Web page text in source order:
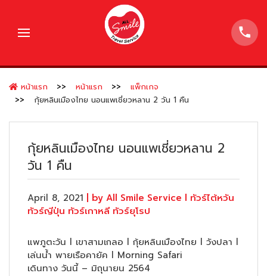
หน้าแรก หน้าแรก
แพ็กเกจ
กุ้ยหลินเมืองไทย นอนแพเชี่ยวหลาน 2 วัน 1 คืน
กุ้ยหลินเมืองไทย นอนแพเชี่ยวหลาน 2
วัน 1 คืน
April 8, 2021 | by All Smile Service l ทัวร์ไต้หวัน
ทัวร์ญีปุ่น ทัวร์เกาหลี ทัวร์ยุโรป
แพภูตะวัน l เขาสามเกลอ l กุ้ยหลินเมืองไทย l วังปลา l
เล่นน้ำ พายเรือคายัค l Morning Safari
เดินทาง วันนี้ – มิถุนายน 2564